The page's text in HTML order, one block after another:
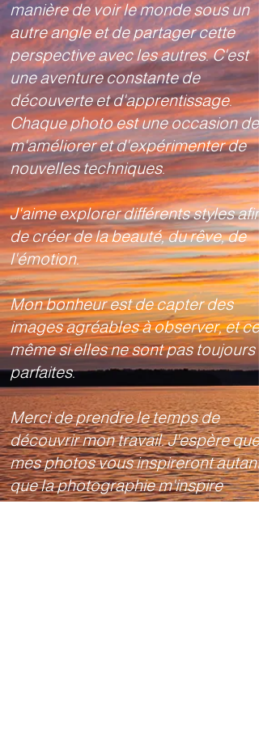
manière de voir le monde sous un
autre angle et de partager cette
perspective avec les autres. C'est
une aventure constante de
découverte et d'apprentissage.
Chaque photo est une occasion de
m'améliorer et d'expérimenter de
nouvelles techniques.
J'aime explorer différents styles afin
de créer de la beauté, du rêve, de
l'émotion.
Mon bonheur est de capter des
images agréables à observer, et ce
même si elles ne sont pas toujours
parfaites.​
Merci de prendre le temps de
découvrir mon travail. J'espère que
mes photos vous inspireront autant
que la photographie m'inspire